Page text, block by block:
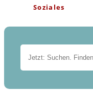
Soziales